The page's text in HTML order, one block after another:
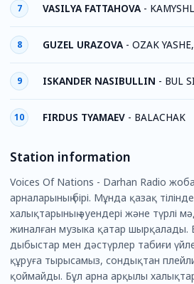
7 VASILYA FATTAHOVA -
8 GUZEL URAZOVA - OZAK
9 ISKANDER NASIBULLIN - BUL
10 FIRDUS TYAMAEV - BALACHAK
Station information
Voices Of Nations - Darhan Radio
арналарының бірі. Мұнда қазақ
халықтарының әуендері және түрлі
жиналған музыка қатар шырқалады.
дыбыстар мен дәстүрлер табиғи
құруға тырысамыз, сондықтан
қоймайды. Бұл арна арқылы